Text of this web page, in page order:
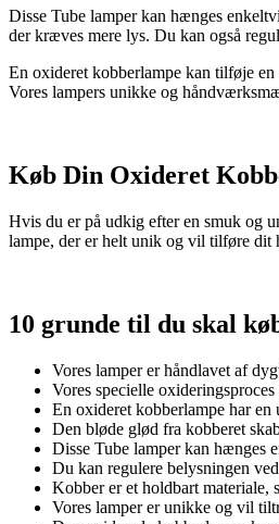
Disse Tube lamper kan hænges
der kræves mere lys. Du kan også
En oxideret kobberlampe kan tilføje
Vores lampers unikke og
Køb Din Oxideret
Hvis du er på udkig efter en smuk og
lampe, der er helt unik og vil tilføre dit
10 grunde til du skal
Vores lamper er håndlavet af
Vores specielle
En oxideret kobberlampe har
Den bløde glød fra kobberet
Disse Tube lamper kan hænges
Du kan regulere belysningen
Kobber er et holdbart materiale,
Vores lamper er unikke og vil